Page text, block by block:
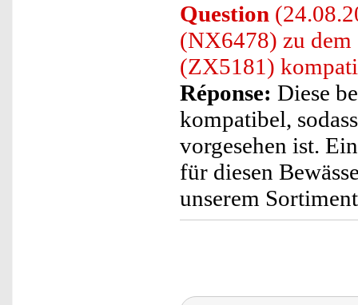
Question
(NX6478) zu
(ZX5181)
Réponse: Diese
kompatibel,
vorgesehen ist.
für diesen
unserem